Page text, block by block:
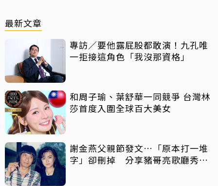
最新文章
專訪／要他露屁股都敢演！九孔唯
一拒接這角色「我沒那資格」
和周子瑜、葉舒華一同競爭 台灣林
莎首度入圍全球百大美女
謝金燕父親節發文…「原本打一堆
字」卻刪掉 分享豬哥亮歌廳秀歌